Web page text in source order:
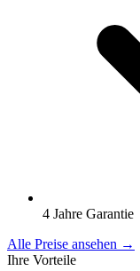
4 Jahre Garantie
Alle Preise ansehen →
Ihre Vorteile